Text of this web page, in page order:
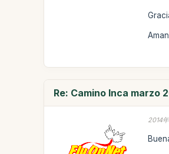
Re: Camino Inca marzo
2014